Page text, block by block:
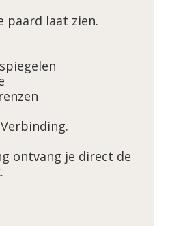
paard laat zien.
ontvang je direct de